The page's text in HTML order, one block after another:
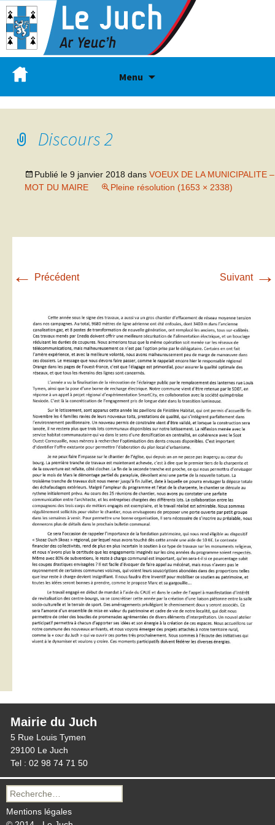
Menu
Discours 2
Publié le 9 janvier 2018 dans VOEUX DE LA MUNICIPALITE
MOT DU MAIRE
Pleine résolution (1653 × 2338)
← Précédent Suivant →
Mairie du Juch
5 Rue Louis Tymen
29100 Le Juch
Tel : 02 98 74 71 50
Recherche
pour :
Mentions légales